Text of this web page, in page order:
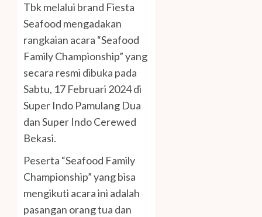
Tbk melalui brand Fiesta
Seafood mengadakan
rangkaian acara “Seafood
Family Championship” yang
secara resmi dibuka pada
Sabtu, 17 Februari 2024 di
Super Indo Pamulang Dua
dan Super Indo Cerewed
Bekasi.
Peserta “Seafood Family
Championship” yang bisa
mengikuti acara ini adalah
pasangan orang tua dan